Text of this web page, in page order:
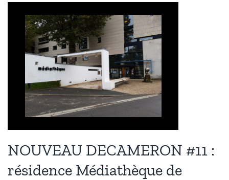
NOUVEAU DECAMERON #11 :
résidence Médiathèque de